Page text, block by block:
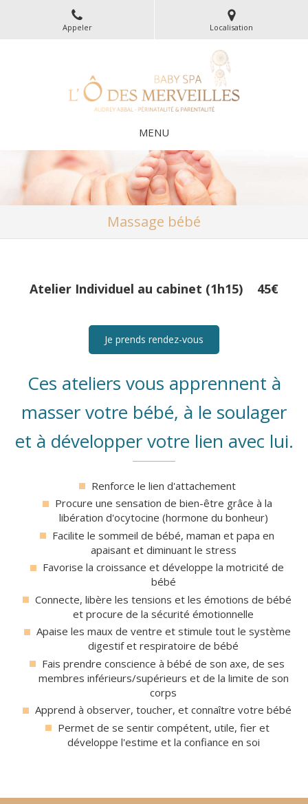
Appeler Localisation
MENU
Massage bébé
Atelier Individuel au cabinet (1h15) 45€
Je prends rendez-vous
Ces ateliers vous apprennent à
masser votre bébé, à le soulager
et à développer votre lien avec lui.
Renforce le lien d'attachement
Procure une sensation de bien-être grâce à la
libération d'ocytocine (hormone du bonheur)
Facilite le sommeil de bébé, maman et papa en
apaisant et diminuant le stress
Favorise la croissance et développe la motricité de
bébé
Connecte, libère les tensions et les émotions de bébé
et procure de la sécurité émotionnelle
Apaise les maux de ventre et stimule tout le système
digestif et respiratoire de bébé
Fais prendre conscience à bébé de son axe, de ses
membres inférieurs/supérieurs et de la limite de son
corps
Apprend à observer, toucher, et connaître votre bébé
Permet de se sentir compétent, utile, fier et
développe l'estime et la confiance en soi